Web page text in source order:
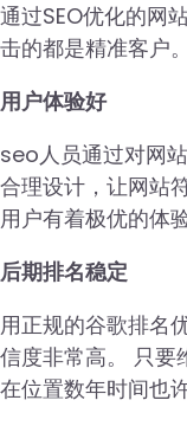
通过SEO优化的网
击的都是精准客户。
用户体验好
seo人员通过对网
合理设计，让网站
用户有着极优的体验
后期排名稳定
用正规的谷歌排名
信度非常高。 只要
在位置数年时间也